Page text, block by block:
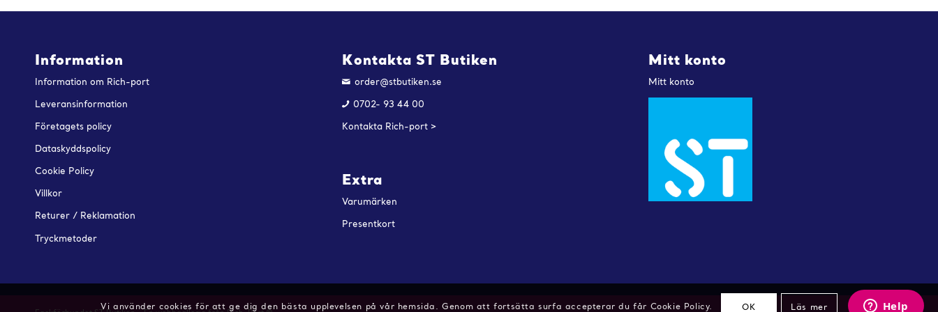
Information
Information om Rich-port
Leveransinformation
Företagets policy
Dataskyddspolicy
Cookie Policy
Villkor
Returer / Reklamation
Tryckmetoder
Kontakta ST Butiken
order@stbutiken.se
0702- 93 44 00
Kontakta Rich-port >
Extra
Varumärken
Presentkort
Mitt konto
Mitt konto
Vi använder cookies för att ge dig den bästa upplevelsen på vår hemsida. Genom att fortsätta surfa accepterar du får Cookie Policy. OK Läs mer